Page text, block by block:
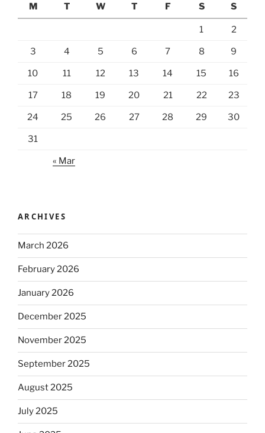
M
T W T F S S
1 2
3 4 5 6 7 8 9
10 11 12 13 14 15 16
17 18 19 20 21 22 23
24 25 26 27 28 29 30
31
« Mar
ARCHIVES
March 2026
February 2026
January 2026
December 2025
November 2025
September 2025
August 2025
July 2025